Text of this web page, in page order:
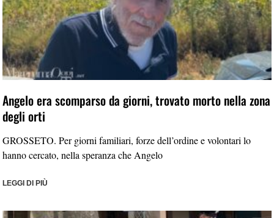
Angelo era scomparso da giorni, trovato morto nella zona
degli orti
GROSSETO. Per giorni familiari, forze dell’ordine e volontari lo
hanno cercato, nella speranza che Angelo
LEGGI DI PIÙ